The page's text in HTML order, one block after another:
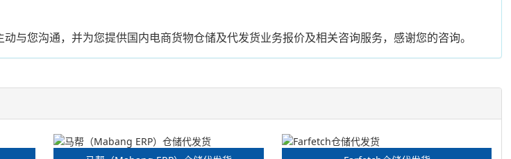
您沟通，并为您提供国内电商货物仓储及代发货业务报价及相关咨询服务，感谢您的咨询。